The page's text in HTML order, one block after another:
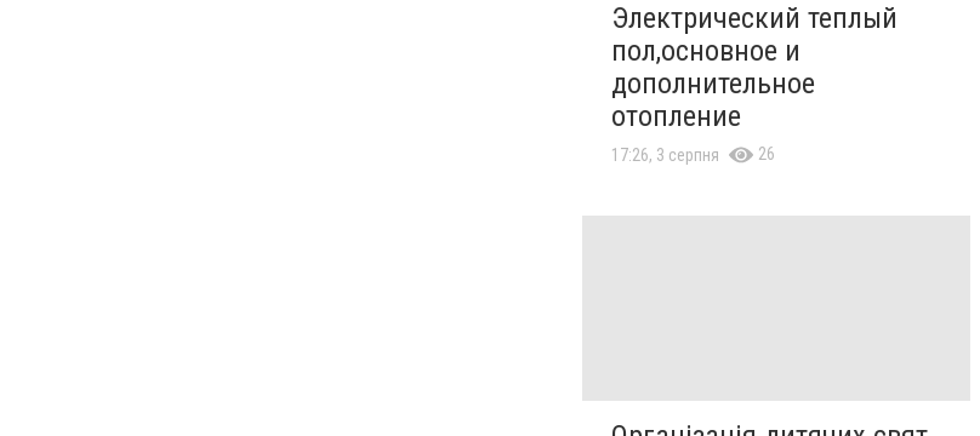
Электрический теплый
пол,основное и
дополнительное
отопление
17:26, 3 серпня 26